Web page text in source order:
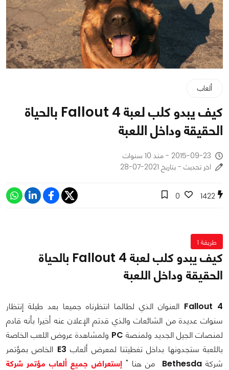
ألعاب
كيف يبدو كلب لعبة Fallout 4 بالحياة
الحقيقة وداخل اللعبة
2015-09-23 - منذ 10 سنوات
اخر تحديث - بتاريخ 2021-07-28
1422
0
طريقة 1
كيف يبدو كلب لعبة Fallout 4 بالحياة
الحقيقة وداخل اللعبة
Fallout 4 العنوان الذي لطالما انتظرناه جميعا بعد طيلة إنتظار
سنوات عديدة من الشائعات والذي قدتم الإعلان عنه أخيرا بأنه قادم
لمنصات الجيل الجديد ولمنصة PC ولمشاهدة عروض اللعب الخاصة
باللعبة ستجدونها بداخل تغطيتنا لمعرض ألعاب E3 الخاص بمؤتمر
شركة Bethesda من هنا " إستعراض جميع ألعاب مؤتمر شركة